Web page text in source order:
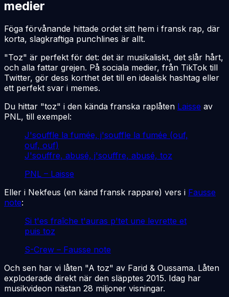
medier
Föga förvånande hittade ordet sitt hem i fransk rap, där
korta, slagkraftiga punchlines är allt.
"Toz" är perfekt för det: det är musikaliskt, det slår hårt,
och alla fattar grejen. På sociala medier, från TikTok till
Twitter, gör dess korthet det till en idealisk hashtag eller
ett perfekt svar i memes.
Du hittar "toz" i den kända franska raplåten Laisse av
PNL, till exempel:
J'souffle la fumée, j'souffle la fumée (ouf,
ouf, ouf)
J'souffre, abusé, j'souffre, abusé, toz
PNL – Laisse
Eller i Nekfeus (en känd fransk rappare) vers i Fausse
note:
Si t'es fraîche t'auras p'tet une levrette et
puis toz
S-Crew – Fausse note
Och sen har vi låten "A toz" av Farid & Oussama. Låten
exploderade direkt när den släpptes 2015. Idag har
musikvideon nästan 28 miljoner visningar.